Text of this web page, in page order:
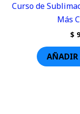
Curso de
Más
$
AÑADIR